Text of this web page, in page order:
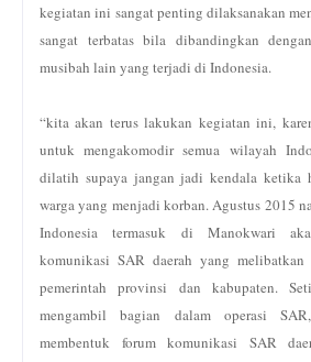
kegiatan ini sangat penting dilaksanakan
sangat terbatas bila dibandingkan
musibah lain yang terjadi di Indonesia.
“kita akan terus lakukan kegiatan ini,
untuk mengakomodir semua wilayah
dilatih supaya jangan jadi kendala ketika
warga yang menjadi korban. Agustus 2015
Indonesia termasuk di Manokwari
komunikasi SAR daerah yang melibatkan
pemerintah provinsi dan kabupaten.
mengambil bagian dalam operasi
membentuk forum komunikasi SAR